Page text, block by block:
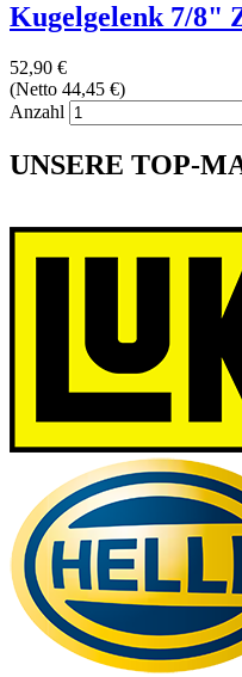
Kugelgelenk 7/8"
52,90 €
(Netto 44,45 €)
Anzahl
UNSERE TOP-